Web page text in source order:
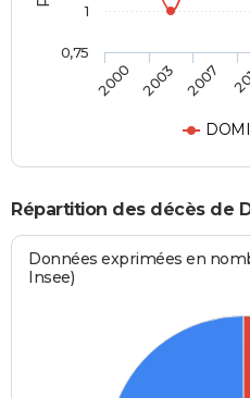
2000 2003 2007
0,75
1
Répartition des décès de
Données exprimées en
Insee)